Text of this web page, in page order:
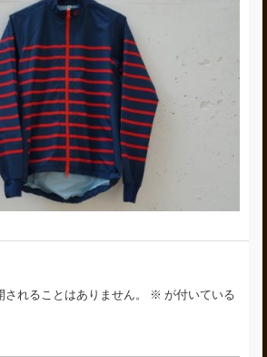
れることはありません。 ※ が付いている